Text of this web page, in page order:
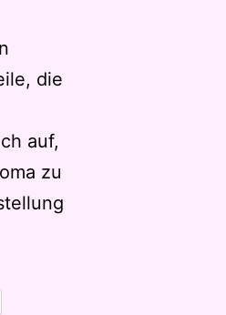
die
auf,
zu